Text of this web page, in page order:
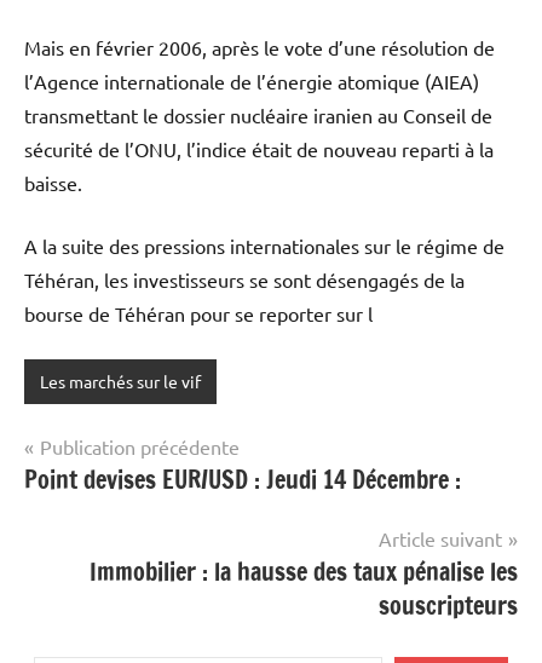
Mais en février 2006, après le vote d’une résolution de
l’Agence internationale de l’énergie atomique (AIEA)
transmettant le dossier nucléaire iranien au Conseil de
sécurité de l’ONU, l’indice était de nouveau reparti à la
baisse.
A la suite des pressions internationales sur le régime de
Téhéran, les investisseurs se sont désengagés de la
bourse de Téhéran pour se reporter sur l
Les marchés sur le vif
Navigation
de
Publication précédente
Point devises EUR/USD : Jeudi 14 Décembre :
Article suivant
Immobilier : la hausse des taux pénalise les
souscripteurs